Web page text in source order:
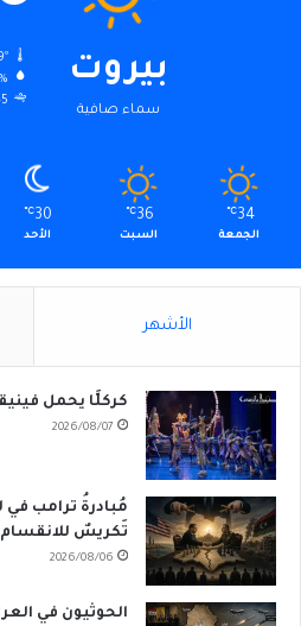
بيروت
سماء صافية
34º - 29º
34
℃
الجمعة
36
℃
السبت
30
℃
الأحد
الأشهر
كركلَّا يحمل
2026/08/07
مُبادرةُ ترامب في
تَكريسٌ
2026/08/06
الحوثيون في